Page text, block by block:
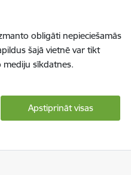
obligāti nepieciešamās
šajā vietnē var tikt
mediju sīkdatnes.
Apstiprināt visas